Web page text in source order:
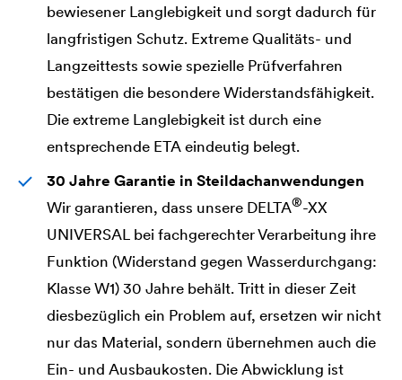
bewiesener Langlebigkeit und sorgt dadurch für
langfristigen Schutz. Extreme Qualitäts- und
Langzeittests sowie spezielle Prüfverfahren
bestätigen die besondere Widerstandsfähigkeit.
Die extreme Langlebigkeit ist durch eine
entsprechende ETA eindeutig belegt.
30 Jahre Garantie in Steildachanwendungen
Wir garantieren, dass unsere DELTA®-XX
UNIVERSAL bei fachgerechter Verarbeitung ihre
Funktion (Widerstand gegen Wasserdurchgang:
Klasse W1) 30 Jahre behält. Tritt in dieser Zeit
diesbezüglich ein Problem auf, ersetzen wir nicht
nur das Material, sondern übernehmen auch die
Ein- und Ausbaukosten. Die Abwicklung ist